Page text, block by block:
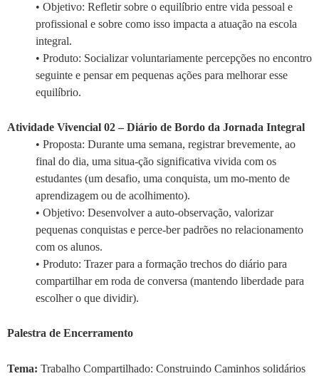
• Objetivo: Refletir sobre o equilíbrio entre vida pessoal e
profissional e sobre como isso impacta a atuação na escola
integral.
• Produto: Socializar voluntariamente percepções no encontro
seguinte e pensar em pequenas ações para melhorar esse
equilíbrio.
Atividade Vivencial 02 – Diário de Bordo da Jornada Integral
• Proposta: Durante uma semana, registrar brevemente, ao
final do dia, uma situa-ção significativa vivida com os
estudantes (um desafio, uma conquista, um mo-mento de
aprendizagem ou de acolhimento).
• Objetivo: Desenvolver a auto-observação, valorizar
pequenas conquistas e perce-ber padrões no relacionamento
com os alunos.
• Produto: Trazer para a formação trechos do diário para
compartilhar em roda de conversa (mantendo liberdade para
escolher o que dividir).
Palestra de Encerramento
Tema: Trabalho Compartilhado: Construindo Caminhos solidários